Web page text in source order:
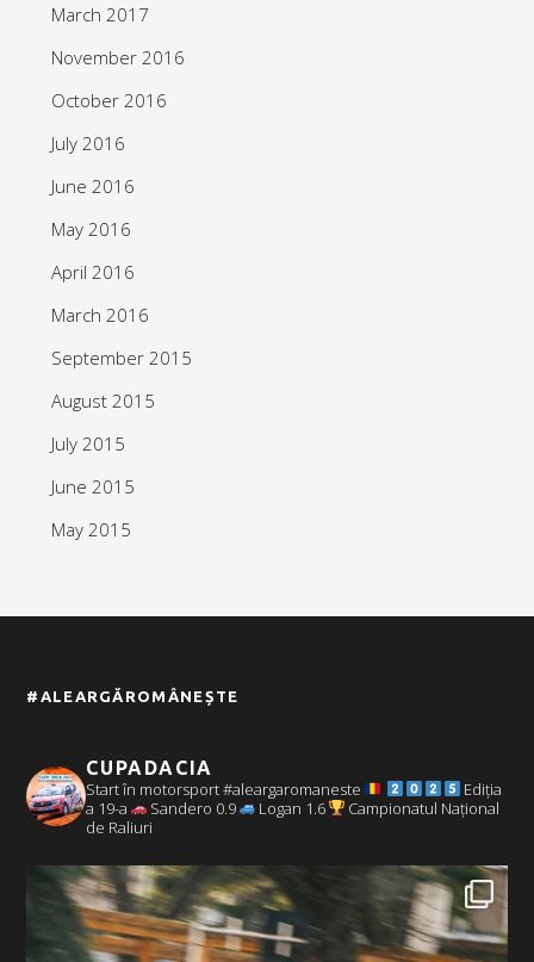
March 2017
November 2016
October 2016
July 2016
June 2016
May 2016
April 2016
March 2016
September 2015
August 2015
July 2015
June 2015
May 2015
#ALEARGĂROMÂNEȘTE
CUPADACIA
Start în motorsport #aleargaromaneste
Ediția
a 19-a
Sandero 0.9 Logan 1.6
Campionatul Național
de Raliuri